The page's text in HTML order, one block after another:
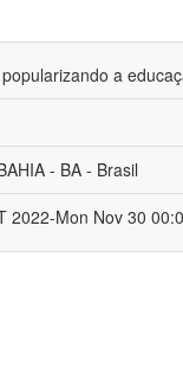
a
- BA - Brasil
2022-Mon Nov 30